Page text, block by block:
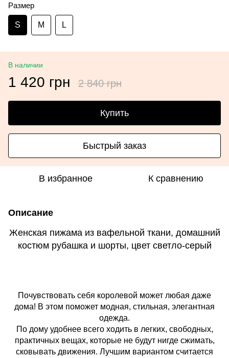
Размер
S M L
В наличии
1 420 грн 2 840 грн
Купить
Быстрый заказ
В избранное К сравнению
Описание
Женская пижама из вафельной ткани, домашний
костюм рубашка и шорты, цвет светло-серый
Почувствовать себя королевой может любая даже
дома! В этом поможет модная, стильная, элегантная
одежда.
По дому удобнее всего ходить в легких, свободных,
практичных вещах, которые не будут нигде сжимать,
сковывать движения. Лучшим вариантом считается